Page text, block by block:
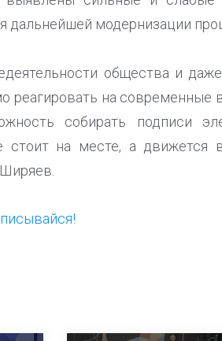
дальнейшей модернизации
общества и
реагировать на современные
собирать подписи
стоит на месте, а движется